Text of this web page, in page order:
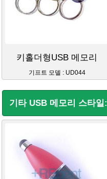
키홀더형USB 메모리
기프트 모델 : UD044
기타 USB 메모리 스타일: